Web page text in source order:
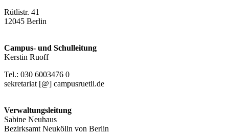
Rütlistr. 41
12045 Berlin
Campus- und Schulleitung
Kerstin Ruoff
Tel.: 030 6003476 0
sekretariat [@] campusruetli.de
Verwaltungsleitung
Sabine Neuhaus
Bezirksamt Neukölln von Berlin